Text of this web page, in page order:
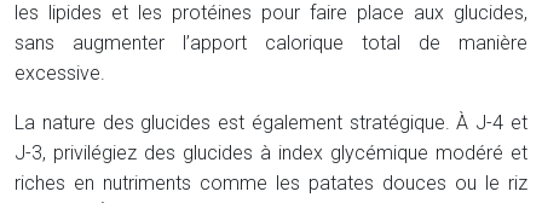
les lipides et les protéines pour faire place aux glucides,
sans augmenter l’apport calorique total de manière
excessive.
La nature des glucides est également stratégique. À J-4 et
J-3, privilégiez des glucides à index glycémique modéré et
riches en nutriments comme les patates douces ou le riz